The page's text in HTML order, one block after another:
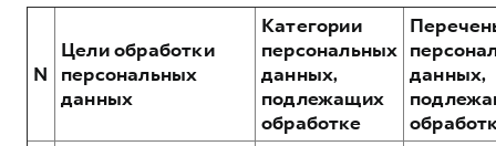
Система управления автопарком GWM Fleet
Сервис для корпоративных клиентов
HAVAL Лизинг
АКСЕССУАРЫ HAVAL
Автомобильные аксессуары
N
Цели обработки
персональных
данных
Категории
персональных
данных,
подлежащих
обработке
данных,